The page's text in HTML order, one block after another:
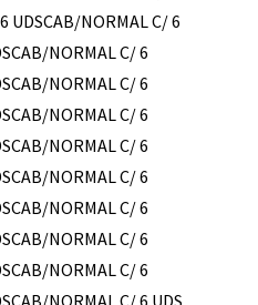
UDSCAB/NORMAL C/ 6
NORMAL C/ 6
NORMAL C/ 6
NORMAL C/ 6
NORMAL C/ 6
NORMAL C/ 6
NORMAL C/ 6
NORMAL C/ 6
NORMAL C/ 6
NORMAL C/ 6 UDS